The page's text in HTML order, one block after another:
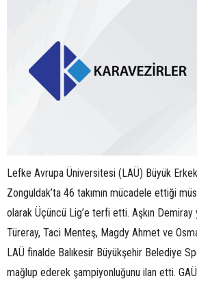
Lefke Avrupa Üniversitesi (LAÜ) Büyük Erkek
Zonguldak’ta 46 takımın mücadele ettiği
olarak Üçüncü Lig’e terfi etti. Aşkın
Türeray, Taci Menteş, Magdy Ahmet ve
LAÜ finalde Balıkesir Büyükşehir Belediye
mağlup ederek şampiyonluğunu ilan etti.